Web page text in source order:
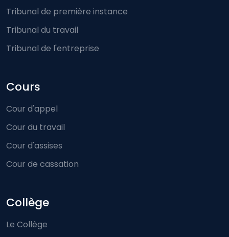
Tribunal de première instance
Tribunal du travail
Tribunal de l'entreprise
Cours
Cour d'appel
Cour du travail
Cour d'assises
Cour de cassation
Collège
Le Collège